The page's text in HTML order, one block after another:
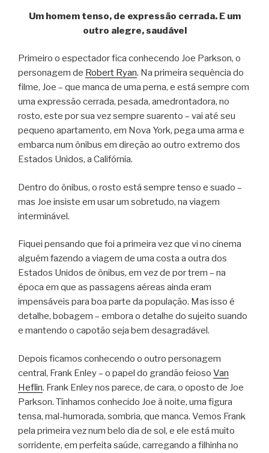
Um homem tenso, de expressão cerrada. E um
outro alegre, saudável
Primeiro o espectador fica conhecendo Joe Parkson, o
personagem de Robert Ryan. Na primeira sequência do
filme, Joe – que manca de uma perna, e está sempre com
uma expressão cerrada, pesada, amedrontadora, no
rosto, este por sua vez sempre suarento – vai até seu
pequeno apartamento, em Nova York, pega uma arma e
embarca num ônibus em direção ao outro extremo dos
Estados Unidos, a Califórnia.
Dentro do ônibus, o rosto está sempre tenso e suado –
mas Joe insiste em usar um sobretudo, na viagem
interminável.
Fiquei pensando que foi a primeira vez que vi no cinema
alguém fazendo a viagem de uma costa a outra dos
Estados Unidos de ônibus, em vez de por trem – na
época em que as passagens aéreas ainda eram
impensáveis para boa parte da população. Mas isso é
detalhe, bobagem – embora o detalhe do sujeito suando
e mantendo o capotão seja bem desagradável.
Depois ficamos conhecendo o outro personagem
central, Frank Enley – o papel do grandão feioso Van
Heflin. Frank Enley nos parece, de cara, o oposto de Joe
Parkson. Tínhamos conhecido Joe à noite, uma figura
tensa, mal-humorada, sombria, que manca. Vemos Frank
pela primeira vez num belo dia de sol, e ele está muito
sorridente, em perfeita saúde, carregando a filhinha no